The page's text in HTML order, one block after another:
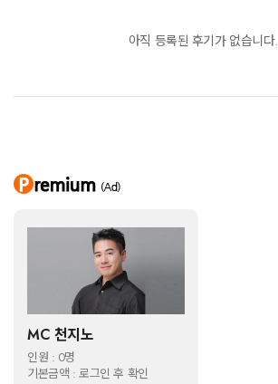
산림청 국립수목원 우리산림축제 진행 MC
충주시 고알빙락 락페스티벌 진행 MC
***** 체육대회 MC
동작구 장애인체육대회 MC
GS그룹 신화통신 전사 체육대회 MC
NGO 함께하는 사랑밭 체육대회 MC
넷마블 패밀리 명랑운동회 MC
서울대공원 명랑 체육대회 MC
국립극단 전사 체육대회 MC
------------------------------------------------------------
***** 방송 리포터 MC
아직 등록된 후기가 없습니다.
MC 천지노
인원 : 0명
기본금액 : 로그인 후 확인